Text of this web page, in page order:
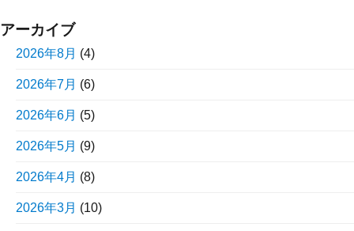
アーカイブ
2026年8月 (4)
2026年7月 (6)
2026年6月 (5)
2026年5月 (9)
2026年4月 (8)
2026年3月 (10)